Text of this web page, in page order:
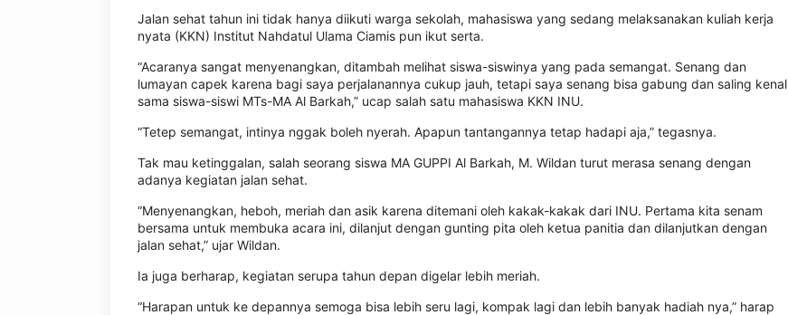
Jalan sehat tahun ini tidak hanya diikuti warga sekolah, mahasiswa yang sedang melaksanakan kuliah kerja
nyata (KKN) Institut Nahdatul Ulama Ciamis pun ikut serta.
“Acaranya sangat menyenangkan, ditambah melihat siswa-siswinya yang pada semangat. Senang dan
lumayan capek karena bagi saya perjalanannya cukup jauh, tetapi saya senang bisa gabung dan saling kenal
sama siswa-siswi MTs-MA Al Barkah,” ucap salah satu mahasiswa KKN INU.
“Tetep semangat, intinya nggak boleh nyerah. Apapun tantangannya tetap hadapi aja,” tegasnya.
Tak mau ketinggalan, salah seorang siswa MA GUPPI Al Barkah, M. Wildan turut merasa senang dengan
adanya kegiatan jalan sehat.
“Menyenangkan, heboh, meriah dan asik karena ditemani oleh kakak-kakak dari INU. Pertama kita senam
bersama untuk membuka acara ini, dilanjut dengan gunting pita oleh ketua panitia dan dilanjutkan dengan
jalan sehat,” ujar Wildan.
Ia juga berharap, kegiatan serupa tahun depan digelar lebih meriah.
“Harapan untuk ke depannya semoga bisa lebih seru lagi, kompak lagi dan lebih banyak hadiah nya,” harap